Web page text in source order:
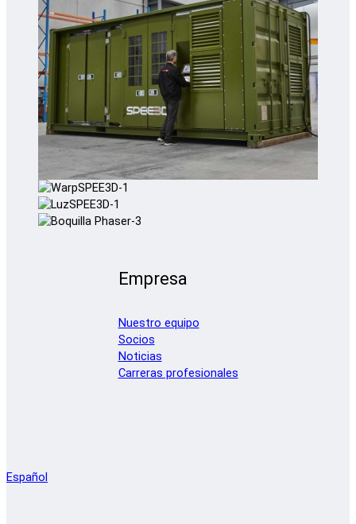
Empresa
Nuestro equipo
Socios
Noticias
Carreras profesionales
Español